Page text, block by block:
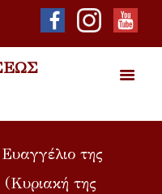
της
της